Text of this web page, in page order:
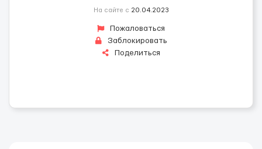
На сайте с 20.04.2023
Пожаловаться
Заблокировать
Поделиться